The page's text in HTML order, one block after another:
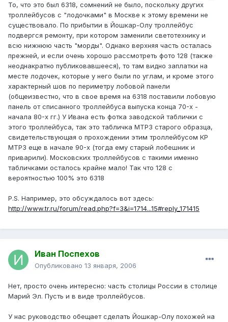
То, что это был 6318, сомнений не было, поскольку других
троллейбусов с "лодочками" в Москве к этому времени не
существовало. По прибытии в Йошкар-Олу троллейбус
подвергся ремонту, при котором заменили светотехнику и
всю нижнюю часть "морды". Однако верхняя часть осталась
прежней, и если очень хорошо рассмотреть фото 128 (также
неоднакратно публиковавшееся), то там видно заплатки на
месте лодочек, которые у него были по углам, и кроме этого
характерный шов по периметру лобовой панели
(общеизвестно, что в свое время на 6318 поставили лобовую
панель от списанного троллейбуса выпуска конца 70-х -
начала 80-х гг.) У Ивана есть фотка заводской таблички с
этого троллейбуса, так это табличка МТРЗ старого образца,
свидетельствующая о прохождении этим троллейбусом КР
МТРЗ еще в начале 90-х (тогда ему старый лобешник и
приварили). Московских троллейбусов с такими именно
табличками осталось крайне мало! Так что 128 с
вероятностью 100% это 6318
P.S. Например, это обсуждалось вот здесь:
http://www.tr.ru/forum/read.php?f=3&i=1714...15#reply_171415
Иван Поспехов
Опубликовано 13 января, 2006
Нет, просто очень интересно: часть столицы России в столице
Марий Эл. Пусть и в виде троллейбусов.
У нас руководство обещает сделать Йошкар-Олу похожей на